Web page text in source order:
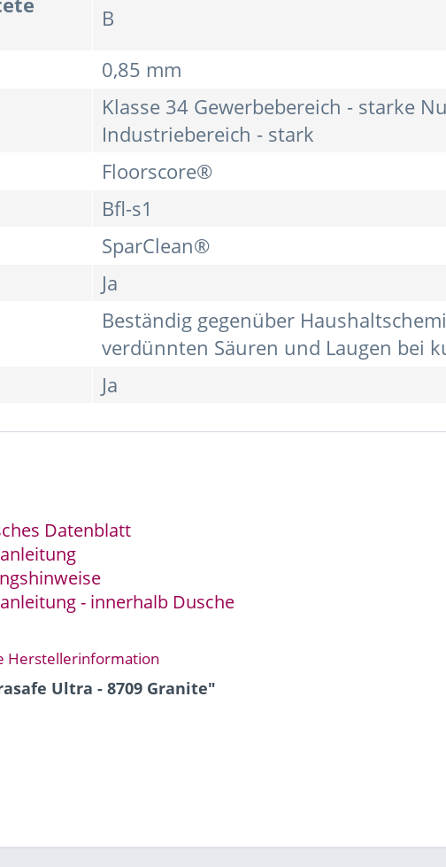
B
0,85 mm
Klasse 34 Gewerbebereich - starke
Industriebereich - stark
Floorscore®
Bfl-s1
SparClean®
Ja
Beständig gegenüber
verdünnten Säuren und Laugen bei
Ja
Datenblatt
- innerhalb Dusche
Herstellerinformation
Ultra - 8709 Granite"